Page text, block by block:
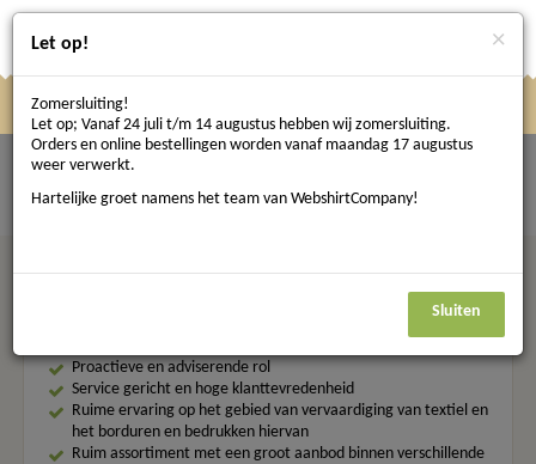
hier
404 - Not found.
Waarom klanten kiezen voor WebshirtCompany
Proactieve en adviserende rol
Service gericht en hoge klanttevredenheid
Ruime ervaring op het gebied van vervaardiging van textiel en
het borduren en bedrukken hiervan
Ruim assortiment met een groot aanbod binnen verschillende
Let op! ×
Zomersluiting!
Let op; Vanaf 24 juli t/m 14 augustus hebben wij zomersluiting.
Orders en online bestellingen worden vanaf maandag 17 augustus
weer verwerkt.
Hartelijke groet namens het team van WebshirtCompany!
Sluiten